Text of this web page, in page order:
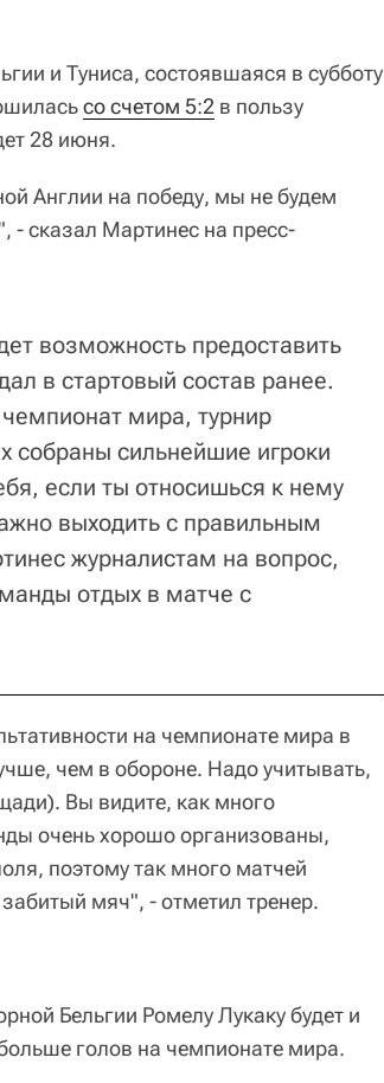
и Туниса, состоявшаяся в субботу
со счетом 5:2 в пользу
28 июня.
Англии на победу, мы не будем
- сказал Мартинес на пресс-
возможность предоставить
в стартовый состав ранее.
мира, турнир
собраны сильнейшие игроки
если ты относишься к нему
выходить с правильным
журналистам на вопрос,
отдых в матче с
на чемпионате мира в
чем в обороне. Надо учитывать,
Вы видите, как много
очень хорошо организованы,
поэтому так много матчей
мяч", - отметил тренер.
Бельгии Ромелу Лукаку будет и
голов на чемпионате мира.